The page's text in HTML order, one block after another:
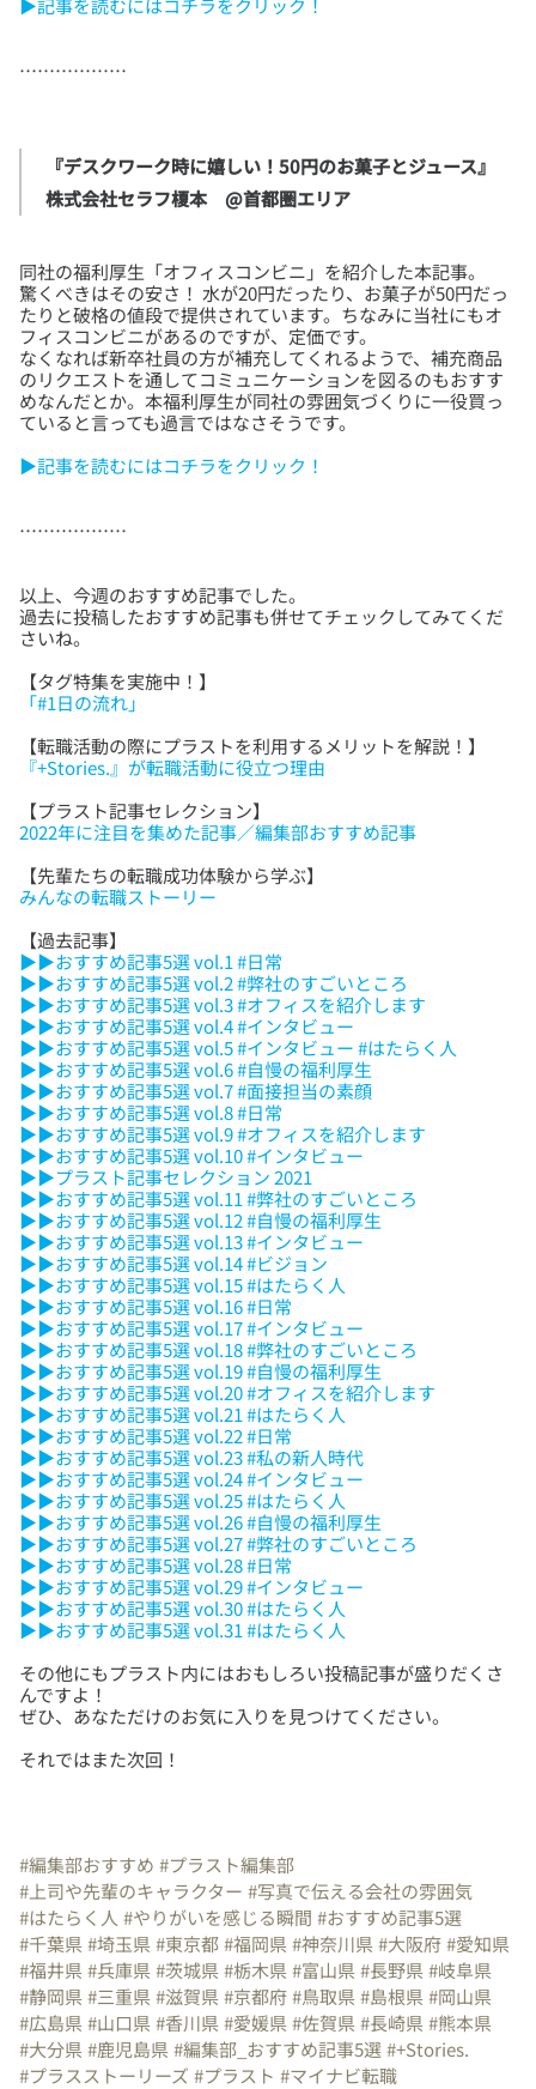
▶記事を読むにはコチラをクリック！
『デスクワーク時に嬉しい！50円のお菓子とジュース』
株式会社セラフ榎本　@首都圏エリア
同社の福利厚生「オフィスコンビニ」を紹介した本記事。
驚くべきはその安さ！ 水が20円だったり、お菓子が50円だっ
たりと破格の値段で提供されています。ちなみに当社にもオ
フィスコンビニがあるのですが、定価です。
なくなれば新卒社員の方が補充してくれるようで、補充商品
のリクエストを通してコミュニケーションを図るのもおすす
めなんだとか。本福利厚生が同社の雰囲気づくりに一役買っ
▶記事を読むにはコチラをクリック！
以上、今週のおすすめ記事でした。
過去に投稿したおすすめ記事も併せてチェックしてみてくだ
「#1日の流れ」
『+Stories.』が転職活動に役立つ理由
2022年に注目を集めた記事／編集部おすすめ記事
みんなの転職ストーリー
▶▶おすすめ記事5選 vol.1 #日常
▶▶おすすめ記事5選 vol.2 #弊社のすごいところ
▶▶おすすめ記事5選 vol.3 #オフィスを紹介します
▶▶おすすめ記事5選 vol.4 #インタビュー
▶▶おすすめ記事5選 vol.5 #インタビュー #はたらく人
▶▶おすすめ記事5選 vol.6 #自慢の福利厚生
▶▶おすすめ記事5選 vol.7 #面接担当の素顔
▶▶おすすめ記事5選 vol.8 #日常
▶▶おすすめ記事5選 vol.9 #オフィスを紹介します
▶▶おすすめ記事5選 vol.10 #インタビュー
▶▶プラスト記事セレクション 2021
▶▶おすすめ記事5選 vol.11 #弊社のすごいところ
▶▶おすすめ記事5選 vol.12 #自慢の福利厚生
▶▶おすすめ記事5選 vol.13 #インタビュー
▶▶おすすめ記事5選 vol.14 #ビジョン
▶▶おすすめ記事5選 vol.15 #はたらく人
▶▶おすすめ記事5選 vol.16 #日常
▶▶おすすめ記事5選 vol.17 #インタビュー
▶▶おすすめ記事5選 vol.18 #弊社のすごいところ
▶▶おすすめ記事5選 vol.19 #自慢の福利厚生
▶▶おすすめ記事5選 vol.20 #オフィスを紹介します
▶▶おすすめ記事5選 vol.21 #はたらく人
▶▶おすすめ記事5選 vol.22 #日常
▶▶おすすめ記事5選 vol.23 #私の新人時代
▶▶おすすめ記事5選 vol.24 #インタビュー
▶▶おすすめ記事5選 vol.25 #はたらく人
▶▶おすすめ記事5選 vol.26 #自慢の福利厚生
▶▶おすすめ記事5選 vol.27 #弊社のすごいところ
▶▶おすすめ記事5選 vol.28 #日常
▶▶おすすめ記事5選 vol.29 #インタビュー
▶▶おすすめ記事5選 vol.30 #はたらく人
▶▶おすすめ記事5選 vol.31 #はたらく人
その他にもプラスト内にはおもしろい投稿記事が盛りだくさ
んですよ！
それではまた次回！
#編集部おすすめ #プラスト編集部
#上司や先輩のキャラクター #写真で伝える会社の雰囲気
#はたらく人 #やりがいを感じる瞬間 #おすすめ記事5選
#千葉県#埼玉県#東京都#福岡県#神奈川県#大阪府#愛知県
#福井県#兵庫県#茨城県#栃木県#富山県#長野県#岐阜県
#静岡県#三重県#滋賀県#京都府#鳥取県#島根県#岡山県
#広島県#山口県#香川県#愛媛県#佐賀県#長崎県#熊本県
#大分県#鹿児島県#編集部_おすすめ記事5選#+Stories.
#プラスストーリーズ #プラスト #マイナビ転職